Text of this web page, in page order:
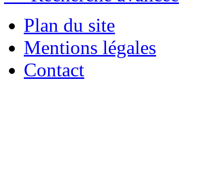
Plan du site
Mentions légales
Contact